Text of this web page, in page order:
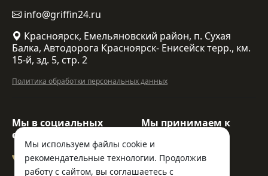
Мы используем файлы cookie и
рекомендательные технологии. Продолжив
работу с сайтом, вы соглашаетесь с
info@griffin24.ru
Красноярск, Емельяновский район, п. Сухая
Балка, Автодорога Красноярск- Енисейск терр., км.
15-й, зд. 5, стр. 2
Политика обработки персональных данных
Мы в социальных
сетях:
Мы принимаем к